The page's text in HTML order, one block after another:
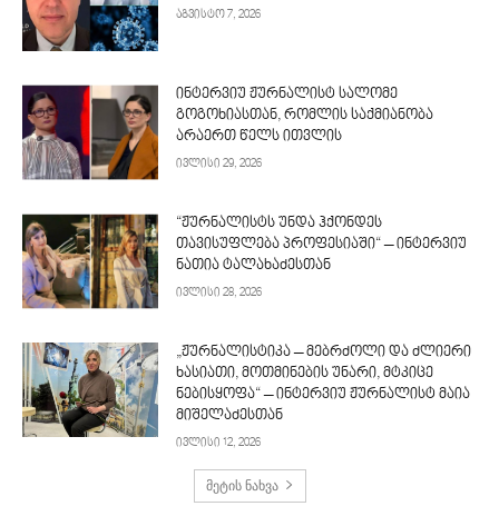
აგვისტო 7, 2026
ინტერვიუ ჟურნალისტ სალომე
გოგოხიასთან, რომლის საქმიანობა
არაერთ წელს ითვლის
ივლისი 29, 2026
“ჟურნალისტს უნდა ჰქონდეს
თავისუფლება პროფესიაში“ – ინტერვიუ
ნათია ტალახაძესთან
ივლისი 28, 2026
„ჟურნალისტიკა – მებრძოლი და ძლიერი
ხასიათი, მოთმინების უნარი, მტკიცე
ნებისყოფა“ – ინტერვიუ ჟურნალისტ მაია
მიშელაძესთან
ივლისი 12, 2026
მეტის ნახვა